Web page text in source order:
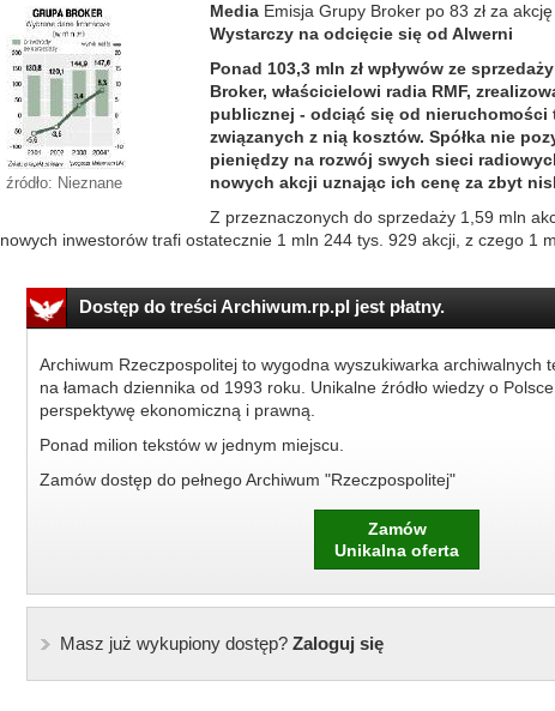
źródło: Nieznane
Media Emisja Grupy Broker po 83 zł za akcję
Wystarczy na odcięcie się od Alwerni
Ponad 103,3 mln zł wpływów ze
Broker, właścicielowi radia RMF,
publicznej - odciąć się od nieruchomości
związanych z nią kosztów. Spółka nie
pieniędzy na rozwój swych sieci
nowych akcji uznając ich cenę za zbyt
Z przeznaczonych do sprzedaży 1,59 mln
nowych inwestorów trafi ostatecznie 1 mln 244 tys. 929 akcji, z czego 1
Dostęp do treści Archiwum.rp.pl jest płatny.
Archiwum Rzeczpospolitej to wygodna wyszukiwarka archiwalnych
na łamach dziennika od 1993 roku. Unikalne źródło wiedzy o
perspektywę ekonomiczną i prawną.
Ponad milion tekstów w jednym miejscu.
Zamów dostęp do pełnego Archiwum "Rzeczpospolitej"
Zamów
Unikalna oferta
Masz już wykupiony dostęp?Zaloguj się